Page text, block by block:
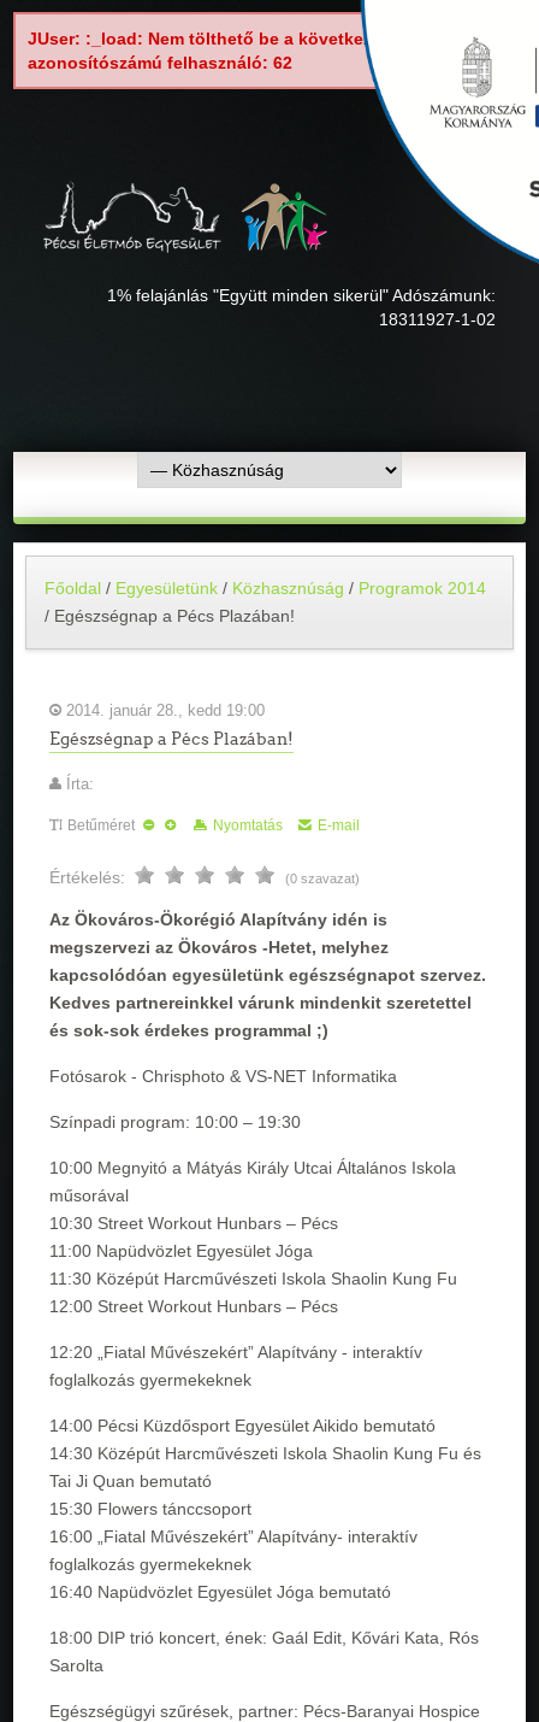
JUser: :_load: Nem tölthető be a következő
azonosítószámú felhasználó: 62
1% felajánlás "Együtt minden sikerül" Adószámunk:
18311927-1-02
Főoldal / Egyesületünk / Közhasznúság / Programok 2014
/ Egészségnap a Pécs Plazában!
2014. január 28., kedd 19:00
Egészségnap a Pécs Plazában!
Írta:
Betűméret Nyomtatás E-mail
Értékelés: (0 szavazat)
Az Ökováros-Ökorégió Alapítvány idén is
megszervezi az Ökováros -Hetet, melyhez
kapcsolódóan egyesületünk egészségnapot szervez.
Kedves partnereinkkel várunk mindenkit szeretettel
és sok-sok érdekes programmal ;)
Fotósarok - Chrisphoto & VS-NET Informatika
Színpadi program: 10:00 – 19:30
10:00 Megnyitó a Mátyás Király Utcai Általános Iskola
műsorával
10:30 Street Workout Hunbars – Pécs
11:00 Napüdvözlet Egyesület Jóga
11:30 Középút Harcművészeti Iskola Shaolin Kung Fu
12:00 Street Workout Hunbars – Pécs
12:20 „Fiatal Művészekért” Alapítvány - interaktív
foglalkozás gyermekeknek
14:00 Pécsi Küzdősport Egyesület Aikido bemutató
14:30 Középút Harcművészeti Iskola Shaolin Kung Fu és
Tai Ji Quan bemutató
15:30 Flowers tánccsoport
16:00 „Fiatal Művészekért” Alapítvány- interaktív
foglalkozás gyermekeknek
16:40 Napüdvözlet Egyesület Jóga bemutató
18:00 DIP trió koncert, ének: Gaál Edit, Kővári Kata, Rós
Sarolta
Egészségügyi szűrések, partner: Pécs-Baranyai Hospice